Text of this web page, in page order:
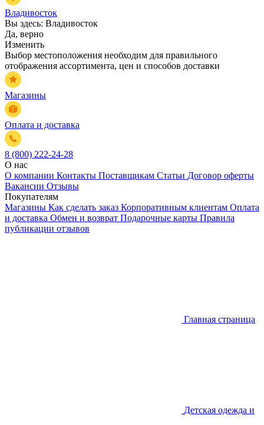
Владивосток
Вы здесь: Владивосток
Да, верно
Изменить
Выбор местоположения необходим для правильного
отображения ассортимента, цен и способов доставки
Магазины
Оплата и доставка
8 (800) 222-24-28
О нас
О компании Контакты Поставщикам Статьи Договор оферты
Вакансии Отзывы
Покупателям
Магазины Как сделать заказ Корпоративным клиентам Оплата
и доставка Обмен и возврат Подарочные карты Правила
публикации отзывов
Главная страница
Детская одежда и